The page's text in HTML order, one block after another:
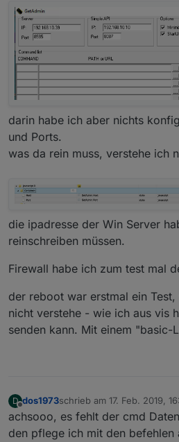
darin habe ich aber nichts
und Ports.
was da rein muss, verstehe ich
die ipadresse der Win Server
reinschreiben müssen.
Firewall habe ich zum test mal
der reboot war erstmal ein
nicht verstehe - wie ich aus vis
senden kann. Mit einem "basic-
D
Offline
dos1973schrieb am 17. Feb. 2019,
zuletzt editiert von
achsooo, es fehlt der cmd
den pflege ich mit den befehlen